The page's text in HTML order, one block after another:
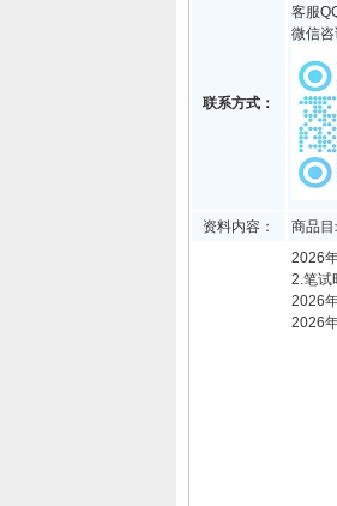
联系方式：
客服
微信咨
资料内容：
商品
2026
2.笔试
2026
2026